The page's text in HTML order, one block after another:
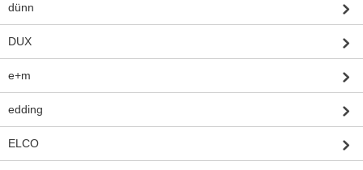
dünn
DUX
e+m
edding
ELCO